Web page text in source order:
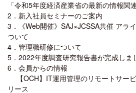
「令和5年度経済産業省の最新の情報関
2．新入社員セミナーのご案内
3．《Web開催》SAJ×JCSSA共催 アラ
ついて
4．管理職研修について
5．2022年度調査研究報告書が完成しま
6．会員からの情報
【OCH】IT運用管理のリモートサー
リース